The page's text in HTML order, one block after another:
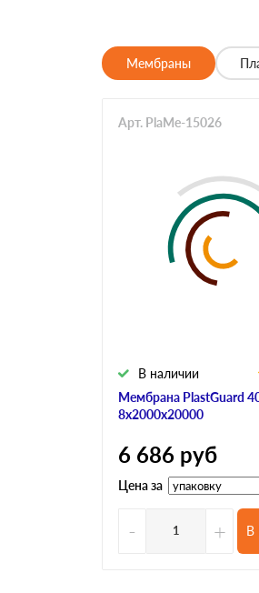
Мембраны
Мембрана PlastGuard
8х2000х20000
В наличии
Арт. PlaMe-15026
6 686 руб
Цена за
- + В